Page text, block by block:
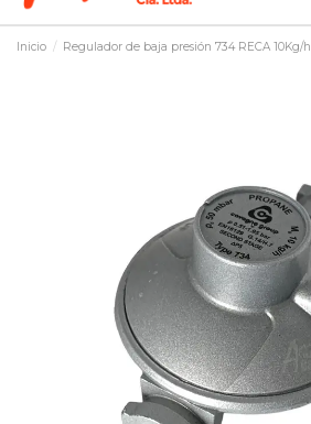
Inicio Regulador de baja presión 734 RECA 10Kg/h